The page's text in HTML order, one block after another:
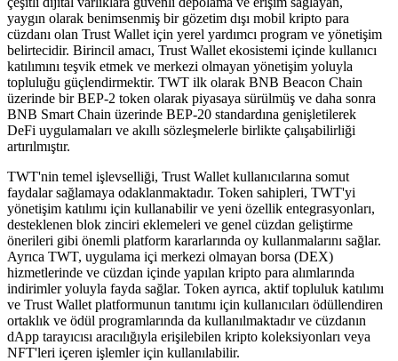
yaygın olarak benimsenmiş bir gözetim dışı mobil kripto para
cüzdanı olan Trust Wallet için yerel yardımcı program ve yönetişim
belirtecidir. Birincil amacı, Trust Wallet ekosistemi içinde kullanıcı
katılımını teşvik etmek ve merkezi olmayan yönetişim yoluyla
topluluğu güçlendirmektir. TWT ilk olarak BNB Beacon Chain
üzerinde bir BEP-2 token olarak piyasaya sürülmüş ve daha sonra
BNB Smart Chain üzerinde BEP-20 standardına genişletilerek
DeFi uygulamaları ve akıllı sözleşmelerle birlikte çalışabilirliği
artırılmıştır.
TWT'nin temel işlevselliği, Trust Wallet kullanıcılarına somut
faydalar sağlamaya odaklanmaktadır. Token sahipleri, TWT'yi
yönetişim katılımı için kullanabilir ve yeni özellik entegrasyonları,
desteklenen blok zinciri eklemeleri ve genel cüzdan geliştirme
önerileri gibi önemli platform kararlarında oy kullanmalarını sağlar.
Ayrıca TWT, uygulama içi merkezi olmayan borsa (DEX)
hizmetlerinde ve cüzdan içinde yapılan kripto para alımlarında
indirimler yoluyla fayda sağlar. Token ayrıca, aktif topluluk katılımı
ve Trust Wallet platformunun tanıtımı için kullanıcıları ödüllendiren
ortaklık ve ödül programlarında da kullanılmaktadır ve cüzdanın
dApp tarayıcısı aracılığıyla erişilebilen kripto koleksiyonları veya
NFT'leri içeren işlemler için kullanılabilir.